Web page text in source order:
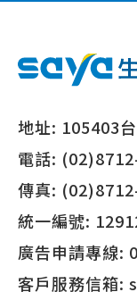
地址: 105403
電話:
傳真:
統一編號:
廣告申請專線:
客戶服務信箱: